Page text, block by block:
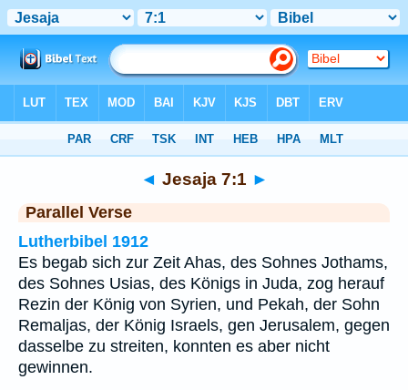
◄ Jesaja 7:1 ►
Parallel Verse
Lutherbibel 1912
Es begab sich zur Zeit Ahas, des Sohnes Jothams,
des Sohnes Usias, des Königs in Juda, zog herauf
Rezin der König von Syrien, und Pekah, der Sohn
Remaljas, der König Israels, gen Jerusalem, gegen
dasselbe zu streiten, konnten es aber nicht
gewinnen.